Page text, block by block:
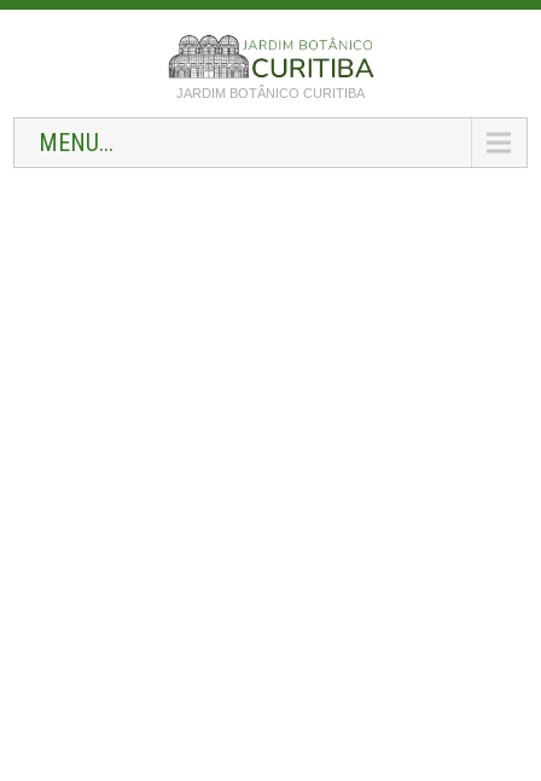
JARDIM BOTÂNICO CURITIBA
MENU...